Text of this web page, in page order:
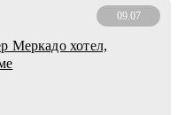
09.07
Меркадо хотел,